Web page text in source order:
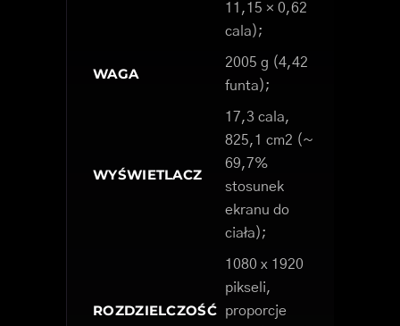
11,15 × 0,62
cala);
WAGA
2005 g (4,42
funta);
WYŚWIETLACZ
17,3 cala,
825,1 cm2 (~
69,7%
stosunek
ekranu do
ciała);
ROZDZIELCZOŚĆ
1080 x 1920
pikseli,
proporcje